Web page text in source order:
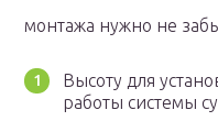
монтажа нужно не
Высоту для
работы системы